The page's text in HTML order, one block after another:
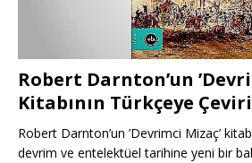
Robert Darnton’un
Kitabının Türkçeye
Robert Darnton’un ’Devrimci Mizaç’
devrim ve entelektüel tarihine yeni bir